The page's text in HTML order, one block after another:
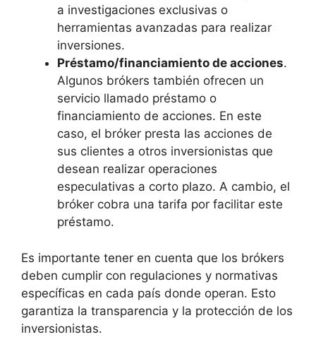
a investigaciones exclusivas o
herramientas avanzadas para realizar
inversiones.
Préstamo/financiamiento de acciones.
Algunos brókers también ofrecen un
servicio llamado préstamo o
financiamiento de acciones. En este
caso, el bróker presta las acciones de
sus clientes a otros inversionistas que
desean realizar operaciones
especulativas a corto plazo. A cambio, el
bróker cobra una tarifa por facilitar este
préstamo.
Es importante tener en cuenta que los brókers
deben cumplir con regulaciones y normativas
específicas en cada país donde operan. Esto
garantiza la transparencia y la protección de los
inversionistas.